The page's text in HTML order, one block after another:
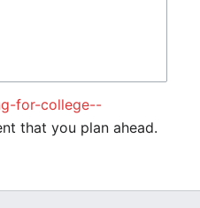
for-college--
that you plan ahead.